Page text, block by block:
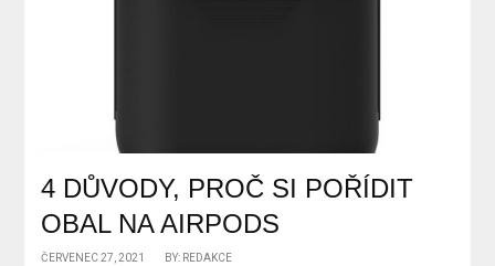
4 DŮVODY, PROČ SI POŘÍDIT
OBAL NA AIRPODS
ČERVENEC 27, 2021 BY: REDAKCE